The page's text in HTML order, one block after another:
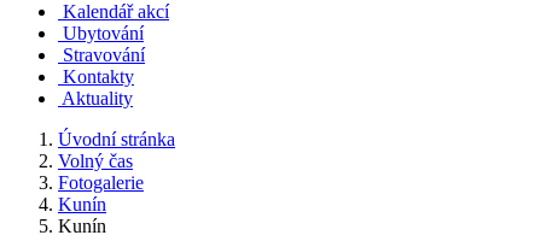
Kalendář akcí
Ubytování
Stravování
Kontakty
Aktuality
Úvodní stránka
Volný čas
Fotogalerie
Kunín
Kunín